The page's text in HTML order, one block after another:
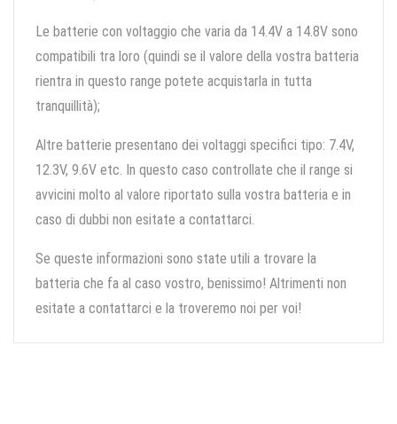
Le batterie con voltaggio che varia da 14.4V a 14.8V sono
compatibili tra loro (quindi se il valore della vostra batteria
rientra in questo range potete acquistarla in tutta
tranquillità);
Altre batterie presentano dei voltaggi specifici tipo: 7.4V,
12.3V, 9.6V etc. In questo caso controllate che il range si
avvicini molto al valore riportato sulla vostra batteria e in
caso di dubbi non esitate a contattarci.
Se queste informazioni sono state utili a trovare la
batteria che fa al caso vostro, benissimo! Altrimenti non
esitate a contattarci e la troveremo noi per voi!